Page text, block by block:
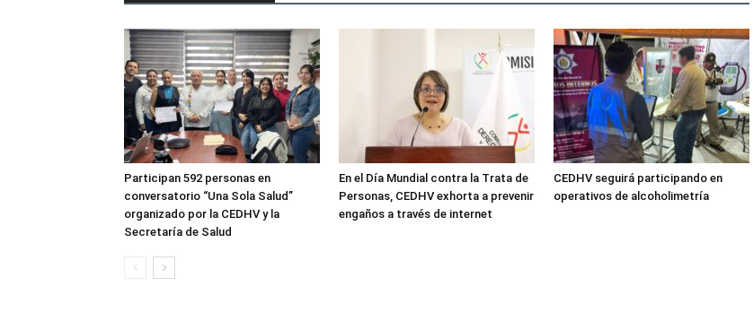
Participan 592 personas en
conversatorio “Una Sola Salud”
organizado por la CEDHV y la
Secretaría de Salud
En el Día Mundial contra la Trata de
Personas, CEDHV exhorta a prevenir
engaños a través de internet
CEDHV seguirá participando en
operativos de alcoholimetría